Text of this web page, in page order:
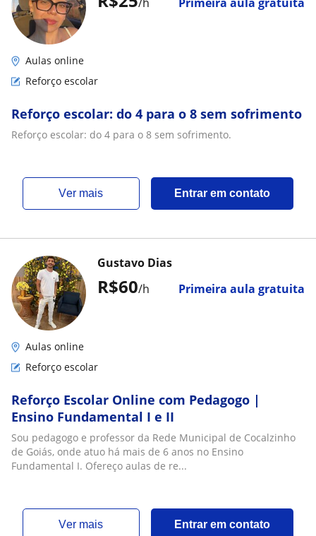
Aulas online
Reforço escolar
Reforço escolar: do 4 para o 8 sem sofrimento
Reforço escolar: do 4 para o 8 sem sofrimento.
ver mais Entrar em contato
R$60/h Primeira aula gratuita
Gustavo Dias
Aulas online
Reforço escolar
Reforço Escolar Online com Pedagogo |
Ensino Fundamental I e II
Sou pedagogo e professor da Rede Municipal de Cocalzinho
de Goiás, onde atuo há mais de 6 anos no Ensino
Fundamental I. Ofereço aulas de re...
ver mais Entrar em contato